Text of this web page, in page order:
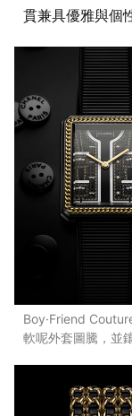
貫兼具優雅與個
Boy·Friend
軟呢外套圖騰，並